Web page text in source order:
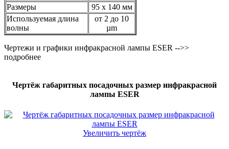
Размеры
95 x 140 мм
Используемая длина
волны
от 2 до 10
µm
Чертежи и графики инфракрасной лампы ESER -->>
подробнее
Чертёж габаритных посадочных размер инфракрасной
лампы ESER
Увеличить чертёж